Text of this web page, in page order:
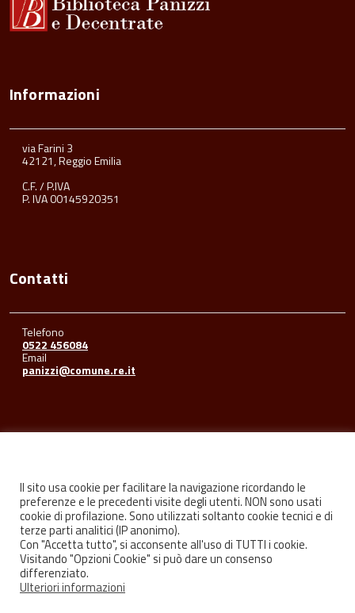
Informazioni
via Farini 3
42121, Reggio Emilia
C.F. / P.IVA
P. IVA 00145920351
Contatti
Telefono
0522 456084
Email
panizzi@comune.re.it
FacebookYoutubeInstagram
Il sito usa cookie per facilitare la navigazione ricordando le
preferenze e le precedenti visite degli utenti. NON sono usati
cookie di profilazione. Sono utilizzati soltanto cookie tecnici e di
terze parti analitici (IP anonimo).
Con "Accetta tutto", si acconsente all'uso di TUTTI i cookie.
Visitando "Opzioni Cookie" si può dare un consenso
differenziato.
Ulteriori informazioni